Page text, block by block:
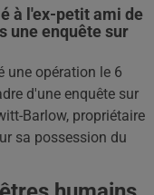
à l'ex-petit ami de
une enquête sur
une opération le 6
d'une enquête sur
Barlow, propriétaire
sa possession du